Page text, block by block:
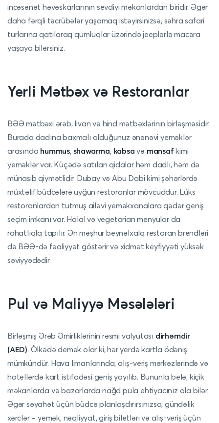
incəsənət həvəskarlarının sevdiyi məkanlardan biridir. Əgər
daha fərqli təcrübələr yaşamaq istəyirsinizsə, səhra safari
turlarına qatılaraq qumluqlar üzərində jeeplərlə macəra
yaşaya bilərsiniz.
Yerli Mətbəx və Restoranlar
BƏƏ mətbəxi ərəb, livan və hind mətbəxlərinin birləşməsidir.
Burada dadına baxmalı olduğunuz ənənəvi yeməklər
arasında hummus, shawarma, kabsa və mansafkimi
yeməklər var. Küçədə satılan qidalar həm dadlı, həm də
münasib qiymətlidir. Dubay və Abu Dabi kimi şəhərlərdə
müxtəlif büdcələrə uyğun restoranlar mövcuddur. Lüks
restoranlardan tutmuş ailəvi yeməkxanalara qədər geniş
seçim imkanı var. Halal və vegetarian menyular da
rahatlıqla tapılır. Ən məşhur beynəlxalq restoran brendləri
də BƏƏ-də fəaliyyət göstərir və xidmət keyfiyyəti yüksək
səviyyədədir.
Pul və Maliyyə Məsələləri
Birləşmiş Ərəb Əmirliklərinin rəsmi valyutası dirhəmdir
(AED). Ölkədə demək olar ki, hər yerdə kartla ödəniş
mümkündür. Hava limanlarında, alış-veriş mərkəzlərində və
hotellərdə kart istifadəsi geniş yayılıb. Bununla belə, kiçik
məkanlarda və bazarlarda nağd pula ehtiyacınız ola bilər.
Əgər səyahət üçün büdcə planlaşdırırsınızsa, gündəlik
xərclər – yemək, nəqliyyat, giriş biletləri və alış-veriş üçün